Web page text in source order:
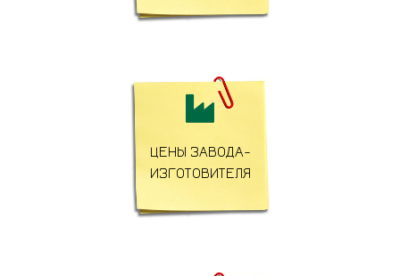

ЦЕНЫ ЗАВОДА-
ИЗГОТОВИТЕЛЯ